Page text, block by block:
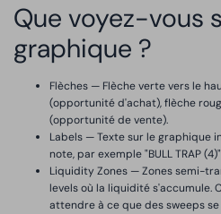
Que voyez-vous
graphique ?
Flèches — Flèche verte vers le
(opportunité d'achat), flèche
(opportunité de vente).
Labels — Texte sur le graphique
note, par exemple "BULL TRAP
Liquidity Zones — Zones semi-
levels où la liquidité s'accumule.
attendre à ce que des sweeps